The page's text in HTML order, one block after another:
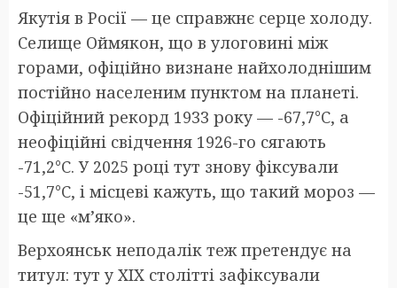
Якутія в Росії — це справжнє серце холоду.
Селище Оймякон, що в улоговині між
горами, офіційно визнане найхолоднішим
постійно населеним пунктом на планеті.
Офіційний рекорд 1933 року — -67,7°C, а
неофіційні свідчення 1926-го сягають
-71,2°C. У 2025 році тут знову фіксували
-51,7°C, і місцеві кажуть, що такий мороз —
це ще «м’яко».
Верхоянськ неподалік теж претендує на
титул: тут у XIX столітті зафіксували